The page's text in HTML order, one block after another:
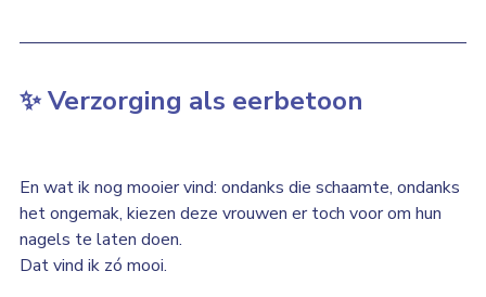
✨ Verzorging als eerbetoon
En wat ik nog mooier vind: ondanks die schaamte, ondanks
het ongemak, kiezen deze vrouwen er toch voor om hun
nagels te laten doen.
Dat vind ik zó mooi.